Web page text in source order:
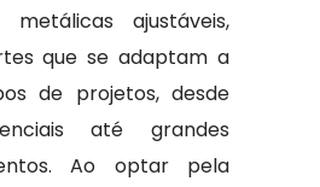
ajustáveis,
que se adaptam a
de projetos, desde
até grandes
Ao optar pela